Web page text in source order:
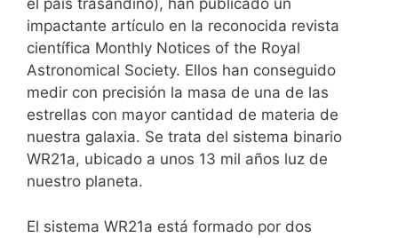
el país trasandino), han publicado un
impactante artículo en la reconocida revista
científica Monthly Notices of the Royal
Astronomical Society. Ellos han conseguido
medir con precisión la masa de una de las
estrellas con mayor cantidad de materia de
nuestra galaxia. Se trata del sistema binario
WR21a, ubicado a unos 13 mil años luz de
nuestro planeta.
El sistema WR21a está formado por dos